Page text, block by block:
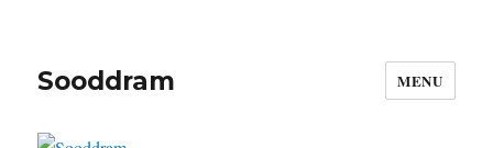
Sooddram MENU